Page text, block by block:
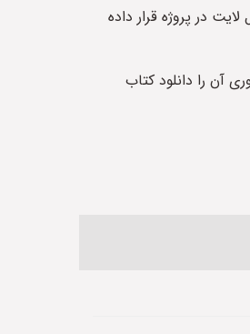
در پروژه قرار داده
آن را دانلود کتاب